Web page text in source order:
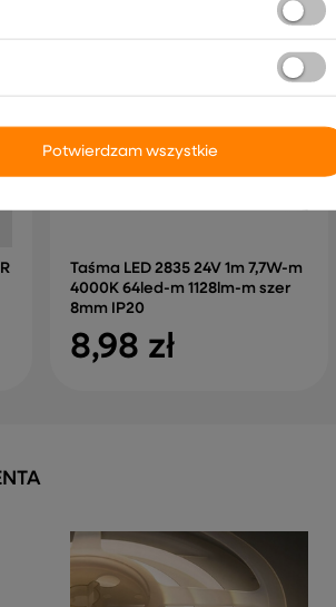
Taśma LED 2835 24V 1m 7,7W-m
4000K 64led-m 1128lm-m szer
8mm IP20
8,98 zł
Potwierdzam wszystkie